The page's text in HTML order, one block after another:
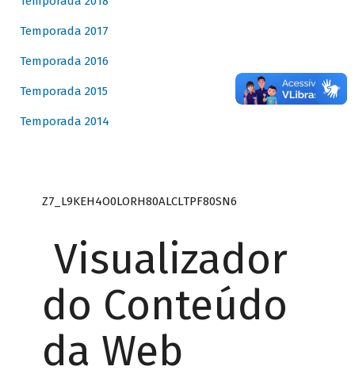
Temporada 2017
Temporada 2016
Temporada 2015
Temporada 2014
Z7_L9KEH4O0LORH80ALCLTPF80SN6
Visualizador
do Conteúdo
da Web